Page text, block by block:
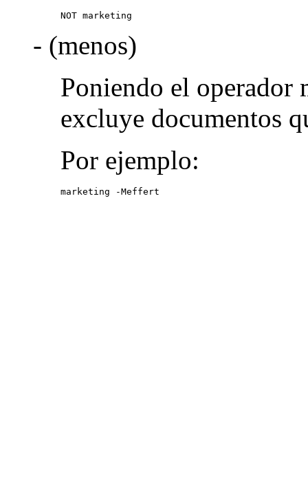
NOT marketing
- (menos)
Poniendo el operador
excluye documentos
Por ejemplo:
marketing -Meffert